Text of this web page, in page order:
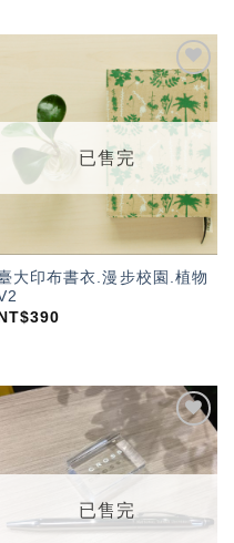
加入
「願
望輕
單」
已售完
大印布書衣.漫步校園.植物
390
加入
「願
望輕
已售完